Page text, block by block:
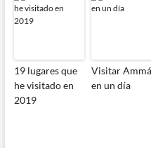
19 lugares que
he visitado en
2019
Visitar
en un día